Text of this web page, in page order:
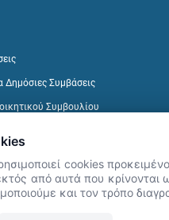
Δημόσιες Συμβάσεις
Συμβουλίου
cookies
από αυτά που κρίνονται
και τον τρόπο